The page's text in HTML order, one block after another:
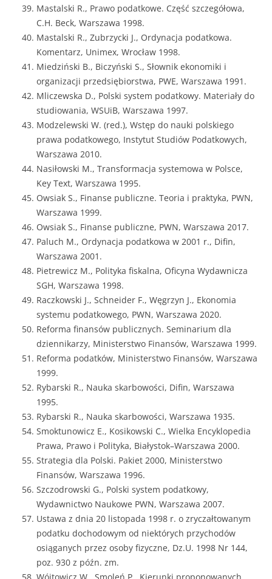
Mastalski R., Prawo podatkowe. Część szczegółowa,
C.H. Beck, Warszawa 1998.
Mastalski R., Zubrzycki J., Ordynacja podatkowa.
Komentarz, Unimex, Wrocław 1998.
Miedziński B., Biczyński S., Słownik ekonomiki i
organizacji przedsiębiorstwa, PWE, Warszawa 1991.
Mliczewska D., Polski system podatkowy. Materiały do
studiowania, WSUiB, Warszawa 1997.
Modzelewski W. (red.), Wstęp do nauki polskiego
prawa podatkowego, Instytut Studiów Podatkowych,
Warszawa 2010.
Nasiłowski M., Transformacja systemowa w Polsce,
Key Text, Warszawa 1995.
Owsiak S., Finanse publiczne. Teoria i praktyka, PWN,
Warszawa 1999.
Owsiak S., Finanse publiczne, PWN, Warszawa 2017.
Paluch M., Ordynacja podatkowa w 2001 r., Difin,
Warszawa 2001.
Pietrewicz M., Polityka fiskalna, Oficyna Wydawnicza
SGH, Warszawa 1998.
Raczkowski J., Schneider F., Węgrzyn J., Ekonomia
systemu podatkowego, PWN, Warszawa 2020.
Reforma finansów publicznych. Seminarium dla
dziennikarzy, Ministerstwo Finansów, Warszawa 1999.
Reforma podatków, Ministerstwo Finansów, Warszawa
1999.
Rybarski R., Nauka skarbowości, Difin, Warszawa
1995.
Rybarski R., Nauka skarbowości, Warszawa 1935.
Smoktunowicz E., Kosikowski C., Wielka Encyklopedia
Prawa, Prawo i Polityka, Białystok–Warszawa 2000.
Strategia dla Polski. Pakiet 2000, Ministerstwo
Finansów, Warszawa 1996.
Szczodrowski G., Polski system podatkowy,
Wydawnictwo Naukowe PWN, Warszawa 2007.
Ustawa z dnia 20 listopada 1998 r. o zryczałtowanym
podatku dochodowym od niektórych przychodów
osiąganych przez osoby fizyczne, Dz.U. 1998 Nr 144,
poz. 930 z późn. zm.